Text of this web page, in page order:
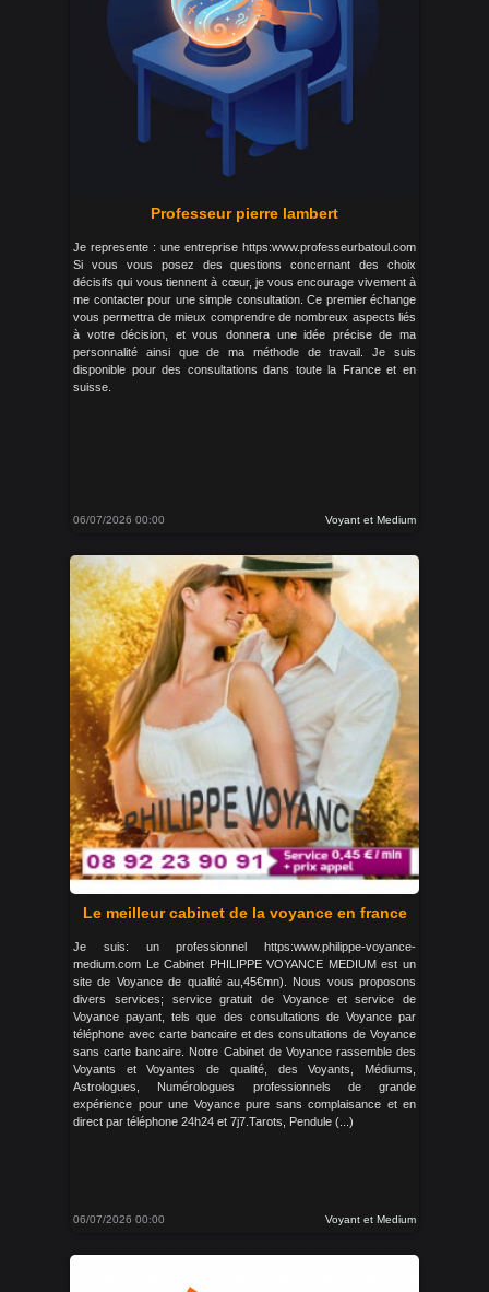
Professeur pierre lambert
Je represente : une entreprise https:www.professeurbatoul.com
Si vous vous posez des questions concernant des choix
décisifs qui vous tiennent à cœur, je vous encourage vivement à
me contacter pour une simple consultation. Ce premier échange
vous permettra de mieux comprendre de nombreux aspects liés
à votre décision, et vous donnera une idée précise de ma
personnalité ainsi que de ma méthode de travail. Je suis
disponible pour des consultations dans toute la France et en
suisse.
06/07/2026 00:00 Voyant et Medium
Le meilleur cabinet de la voyance en france
Je suis: un professionnel https:www.philippe-voyance-
medium.com Le Cabinet PHILIPPE VOYANCE MEDIUM est un
site de Voyance de qualité au,45€mn). Nous vous proposons
divers services; service gratuit de Voyance et service de
Voyance payant, tels que des consultations de Voyance par
téléphone avec carte bancaire et des consultations de Voyance
sans carte bancaire. Notre Cabinet de Voyance rassemble des
Voyants et Voyantes de qualité, des Voyants, Médiums,
Astrologues, Numérologues professionnels de grande
expérience pour une Voyance pure sans complaisance et en
direct par téléphone 24h24 et 7j7.Tarots, Pendule (...)
06/07/2026 00:00 Voyant et Medium